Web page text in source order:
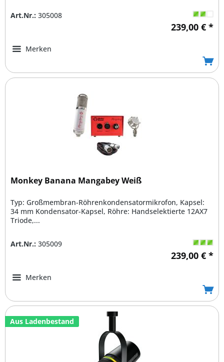
Art.Nr.: 305008
239,00 € *
Merken
Monkey Banana Mangabey Weiß
Typ: Großmembran-Röhrenkondensatormikrofon, Kapsel:
34 mm Kondensator-Kapsel, Röhre: Handselektierte 12AX7
Triode,...
Art.Nr.: 305009
239,00 € *
Merken
Aus Ladenbestand